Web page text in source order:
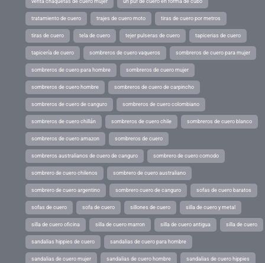
venta chaquetas de cuero mujer un puf de cuero en forma de cubo
tratamiento de cuero trajes de cuero moto tiras de cuero por metros
tiras de cuero tela de cuero tejer pulseras de cuero tapicerias de cuero
tapicería de cuero sombreros de cuero vaqueros sombreros de cuero para mujer
sombreros de cuero para hombre sombreros de cuero mujer
sombreros de cuero hombre sombreros de cuero de carpincho
sombreros de cuero de canguro sombreros de cuero colombiano
sombreros de cuero chillán sombreros de cuero chile sombreros de cuero blanco
sombreros de cuero amazon sombreros de cuero
sombreros australianos de cuero de canguro sombrero de cuero comodo
sombrero de cuero chilenos sombrero de cuero australiano
sombrero de cuero argentino sombrero cuero de canguro sofas de cuero baratos
sofas de cuero sofa de cuero sillones de cuero silla de cuero y metal
silla de cuero oficina silla de cuero marron silla de cuero antigua silla de cuero
sandalias hippies de cuero sandalias de cuero para hombre
sandalias de cuero mujer sandalias de cuero hombre sandalias de cuero hippies